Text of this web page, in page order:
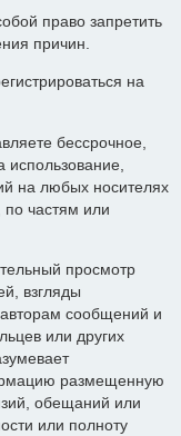
право запретить
причин.
на
бессрочное,
использование,
на любых носителях
частям или
просмотр
взгляды
сообщений и
или других
размещенную
обещаний или
или полноту